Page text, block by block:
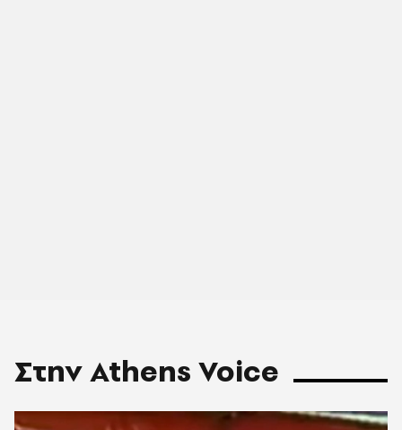
Στην Athens Voice